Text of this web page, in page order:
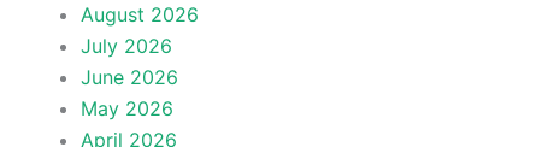
August 2026
July 2026
June 2026
May 2026
April 2026